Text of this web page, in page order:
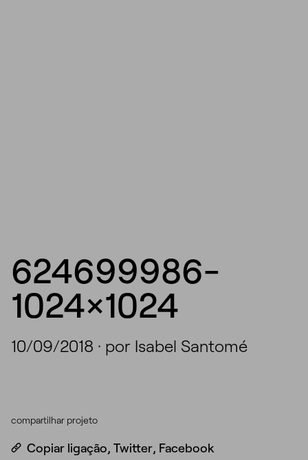
624699986-
1024×1024
10/09/2018 · por Isabel Santomé
compartilhar projeto
Copiar ligação, Twitter, Facebook